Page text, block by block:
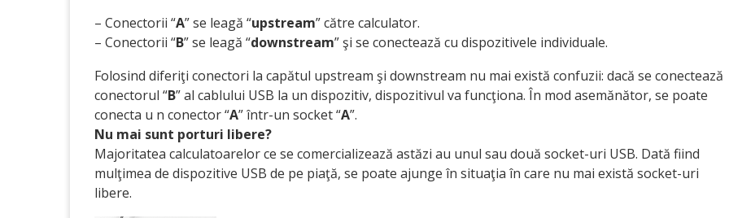
– Conectorii “A” se leagă “upstream” către calculator.
– Conectorii “B” se leagă “downstream” şi se conectează cu dispozitivele individuale.
Folosind diferiţi conectori la capătul upstream şi downstream nu mai există confuzii: dacă se conectează
conectorul “B” al cablului USB la un dispozitiv, dispozitivul va funcţiona. În mod asemănător, se poate
conecta u n conector “A” într-un socket “A”.
Nu mai sunt porturi libere?
Majoritatea calculatoarelor ce se comercializează astăzi au unul sau două socket-uri USB. Dată fiind
mulţimea de dispozitive USB de pe piaţă, se poate ajunge în situaţia în care nu mai există socket-uri
libere.